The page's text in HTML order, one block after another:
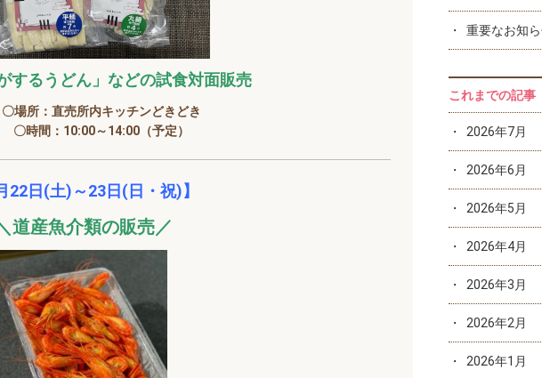
するうどん」などの試食対面販売
〇場所：直売所内キッチンどきどき
〇時間：10:00～14:00（予定）
22日(土)～23日(日・祝)】
道産魚介類の販売／
重要なお知
これまでの記事
2026年7月
2026年6月
2026年5月
2026年4月
2026年3月
2026年2月
2026年1月